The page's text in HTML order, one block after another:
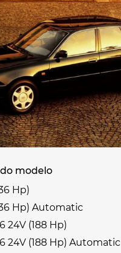
modelo
Hp)
Hp) Automatic
24V (188 Hp)
24V (188 Hp) Automatic